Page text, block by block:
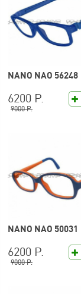
NANO NAO 56248
6200 Р.
9000 Р.
NANO NAO 50031
6200 Р.
9000 Р.